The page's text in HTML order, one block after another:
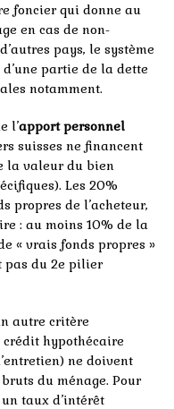
foncier qui donne au
en cas de non-
pays, le système
partie de la dette
notamment.
l’apport personnel
suisses ne financent
la valeur du bien
Les 20%
propres de l’acheteur,
: au moins 10% de la
« vrais fonds propres »
pas du 2e pilier
autre critère
crédit hypothécaire
ne doivent
du ménage. Pour
taux d’intérêt